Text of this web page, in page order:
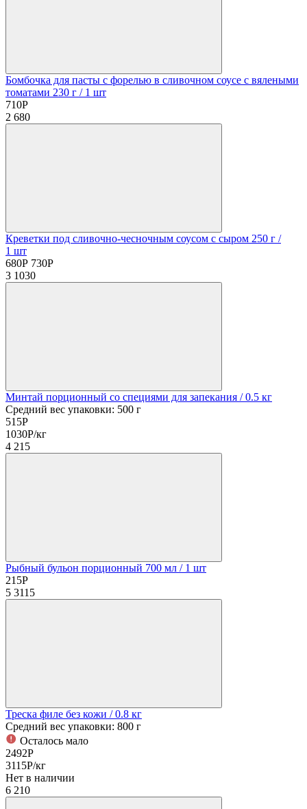
Бомбочка для пасты с форелью в сливочном соусе с вялеными
томатами 230 г / 1 шт
710Р
2 680
Креветки под сливочно-чесночным соусом с сыром 250 г /
1 шт
680Р 730Р
3 1030
Минтай порционный со специями для запекания / 0.5 кг
Средний вес упаковки: 500 г
515Р
1030Р/кг
4 215
Рыбный бульон порционный 700 мл / 1 шт
215Р
5 3115
Треска филе без кожи / 0.8 кг
Средний вес упаковки: 800 г
Осталось мало
2492Р
3115Р/кг
Нет в наличии
6 210